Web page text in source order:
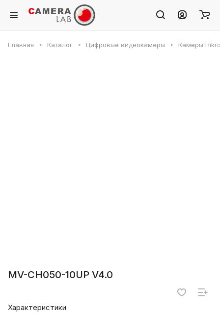
Главная Каталог Цифровые видеокамеры Камеры
MV-CH050-10UP V4.0
Характеристики